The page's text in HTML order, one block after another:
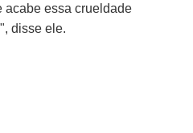
acabe essa crueldade
disse ele.